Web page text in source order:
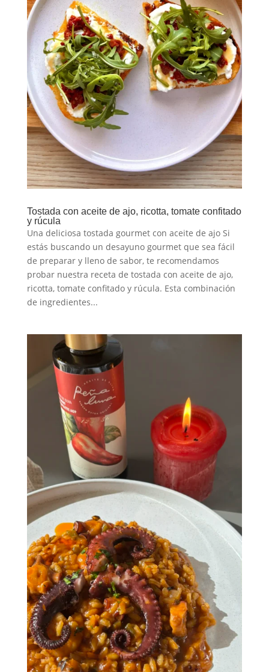
Tostada con aceite de ajo, ricotta, tomate confitado
y rúcula
Una deliciosa tostada gourmet con aceite de ajo Si
estás buscando un desayuno gourmet que sea fácil
de preparar y lleno de sabor, te recomendamos
probar nuestra receta de tostada con aceite de ajo,
ricotta, tomate confitado y rúcula. Esta combinación
de ingredientes...